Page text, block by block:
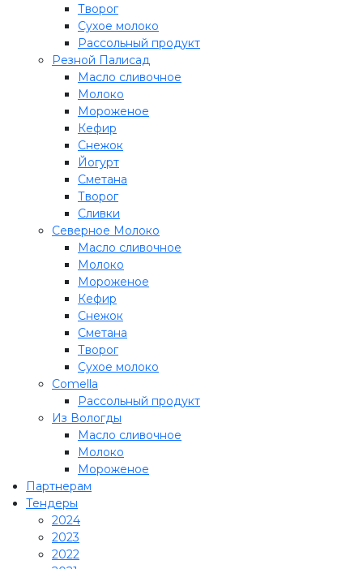
Творог
Сухое молоко
Рассольный продукт
Резной Палисад
Масло сливочное
Молоко
Мороженое
Кефир
Снежок
Йогурт
Сметана
Творог
Сливки
Северное Молоко
Масло сливочное
Молоко
Мороженое
Кефир
Снежок
Сметана
Творог
Сухое молоко
Comеlla
Рассольный продукт
Из Вологды
Масло сливочное
Молоко
Мороженое
Партнерам
Тендеры
2024
2023
2022